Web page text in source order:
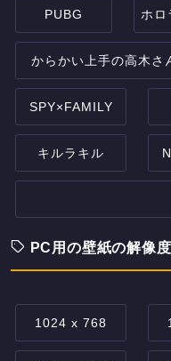
PUBG ホ
からかい上手の高木さ
SPY×FAMILY
キルラキル
PC用の壁紙の解像
1024 x 768